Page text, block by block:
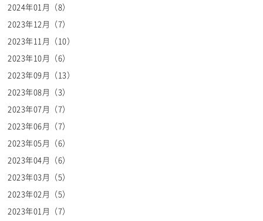
2024年01月（8）
2023年12月（7）
2023年11月（10）
2023年10月（6）
2023年09月（13）
2023年08月（3）
2023年07月（7）
2023年06月（7）
2023年05月（6）
2023年04月（6）
2023年03月（5）
2023年02月（5）
2023年01月（7）